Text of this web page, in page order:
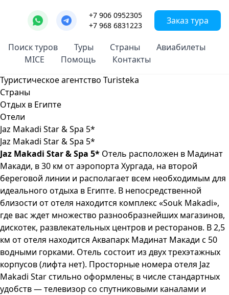
+7 906 0952305
+7 968 6831223
Заказ тура
Поиск туров Туры Страны
Авиабилеты
MICE
Помощь
Контакты
Туристическое агентство Turisteka
Страны
Отдых в Египте
Отели
Jaz Makadi Star & Spa 5*
Jaz Makadi Star & Spa 5*
Jaz Makadi Star & Spa 5* Отель расположен в Мадинат
Макади, в 30 км от аэропорта Хургада, на второй
береговой линии и располагает всем необходимым для
идеального отдыха в Египте. В непосредственной
близости от отеля находится комплекс «Souk Makadi»,
где вас ждет множество разнообразнейших магазинов,
дискотек, развлекательных центров и ресторанов. В 2,5
км от отеля находится Аквапарк Мадинат Макади с 50
водными горками. Отель состоит из двух трехэтажных
корпусов (лифта нет). Просторные номера отеля Jaz
Makadi Star стильно оформлены; в числе стандартных
удобств — телевизор со спутниковыми каналами и